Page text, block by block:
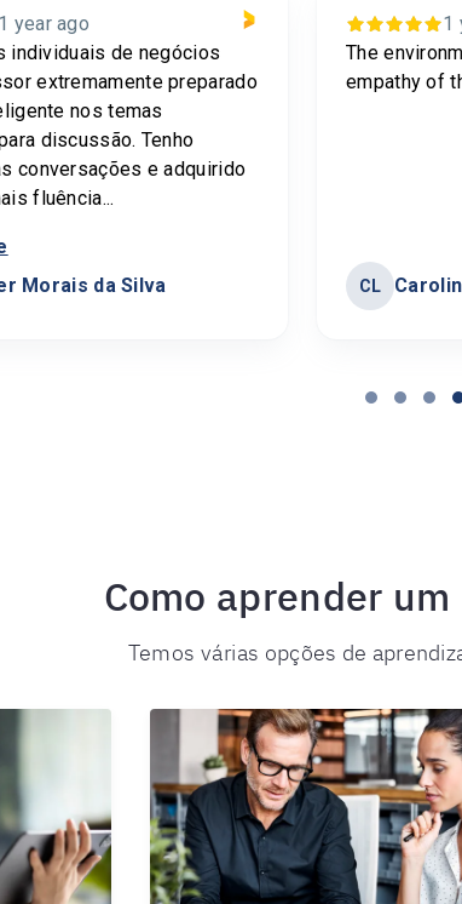
1 year ago
individuais de negócios
extremamente preparado
nos temas
discussão. Tenho
conversações e adquirido
fluência...
Morais da Silva
1
The
empathy of
CL
Como aprender
Temos várias opções de